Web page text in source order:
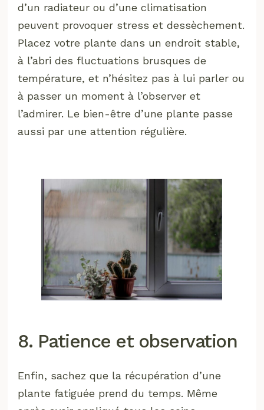
d’un radiateur ou d’une climatisation
peuvent provoquer stress et dessèchement.
Placez votre plante dans un endroit stable,
à l’abri des fluctuations brusques de
température, et n’hésitez pas à lui parler ou
à passer un moment à l’observer et
l’admirer. Le bien-être d’une plante passe
aussi par une attention régulière.
8. Patience et observation
Enfin, sachez que la récupération d’une
plante fatiguée prend du temps. Même